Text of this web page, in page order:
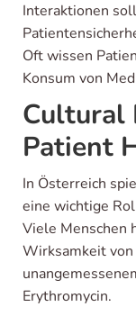
Interaktionen
Oft wissen
Konsum von
Cultural
Patient
In Österreich
eine wichtige
Viele Menschen
Wirksamkeit
Erythromycin.